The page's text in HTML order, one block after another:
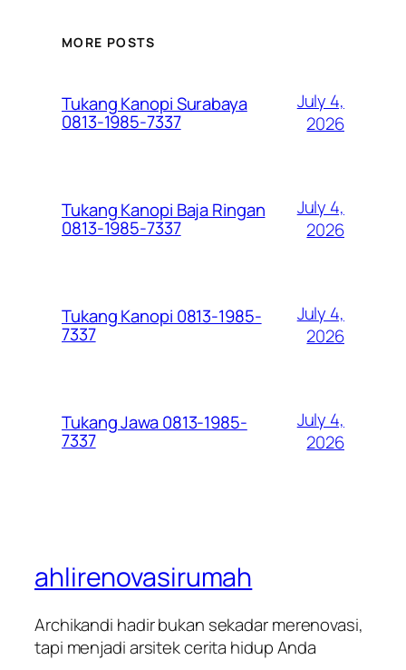
MORE POSTS
Tukang Kanopi Surabaya
0813-1985-7337
July 4,
2026
Tukang Kanopi Baja Ringan
0813-1985-7337
July 4,
2026
Tukang Kanopi 0813-1985-
7337
July 4,
2026
Tukang Jawa 0813-1985-
7337
July 4,
2026
ahlirenovasirumah
Archikandi hadir bukan sekadar merenovasi,
tapi menjadi arsitek cerita hidup Anda